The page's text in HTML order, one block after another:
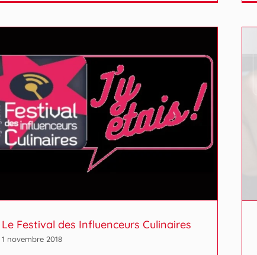
Le Festival des Influenceurs Culinaires
1 novembre 2018